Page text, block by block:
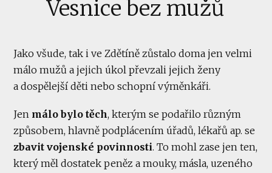
Vesnice bez mužů
Jako všude, tak i ve Zdětíně zůstalo doma jen velmi
málo mužů a jejich úkol převzali jejich ženy
a dospělejší děti nebo schopní výměnkáři.
Jen málo bylo těch, kterým se podařilo různým
způsobem, hlavně podplácením úřadů, lékařů ap. se
zbavit vojenské povinnosti. To mohl zase jen ten,
který měl dostatek peněz a mouky, másla, uzeného